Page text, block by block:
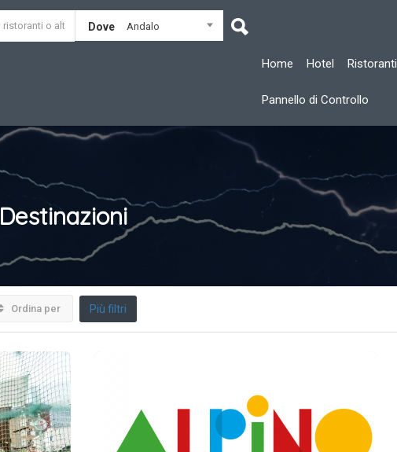
Dove Andalo
Home Hotel Ristoranti
Pannello di Controllo
Destinazioni
Ordina per Più filtri